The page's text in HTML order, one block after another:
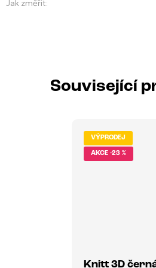
Jak změřit:
Související
VÝPRODEJ
-23 %
Knitt 3D